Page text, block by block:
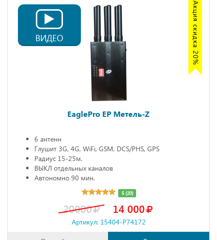
Акция скидка 20%
ВИДЕО
EaglePro EP Метель-Z
6 антенн
Глушит 3G, 4G, WiFi, GSM, DCS/PHS, GPS
Радиус 15-25м.
ВЫКЛ отдельных каналов
Автономно 90 мин.
5 (20)
20000 14 000
Артикул: 15404-P74172